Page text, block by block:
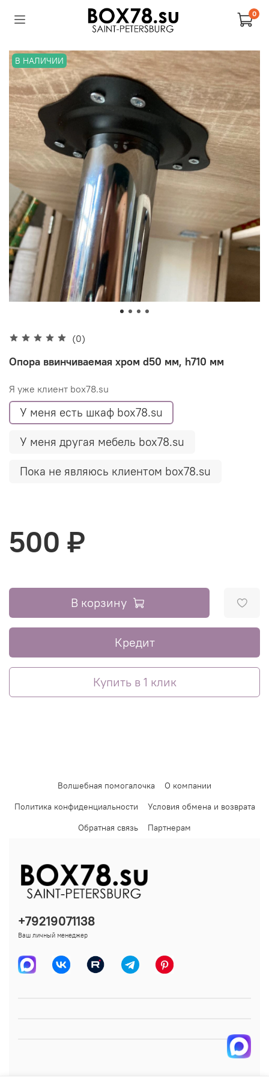
0
В НАЛИЧИИ
(0)
Опора ввинчиваемая хром d50 мм, h710 мм
Я уже клиент box78.su
У меня есть шкаф box78.su
У меня другая мебель box78.su
Пока не являюсь клиентом box78.su
500 ₽
В корзину
Кредит
Купить в 1 клик
Волшебная помогалочка
О компании
Политика конфиденциальности
Условия обмена и возврата
Обратная связь
Партнерам
+79219071138
Ваш личный менеджер